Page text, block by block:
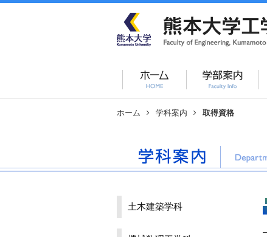
ホーム 学科案内 取得資格
土木建築学科